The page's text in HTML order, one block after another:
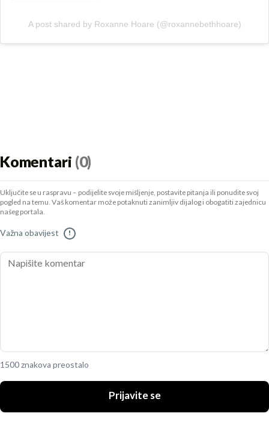
A post shared by Roxanne Hoare (@roxannebethhoare)
Komentari (0)
Uključite se u raspravu – podijelite svoje mišljenje, postavite pitanja ili ponudite svoj
pogled na temu. Vaš komentar može potaknuti zanimljiv dijalog i obogatiti zajednicu
našeg portala.
Važna obavijest !
1500 znakova preostalo
Prijavite se